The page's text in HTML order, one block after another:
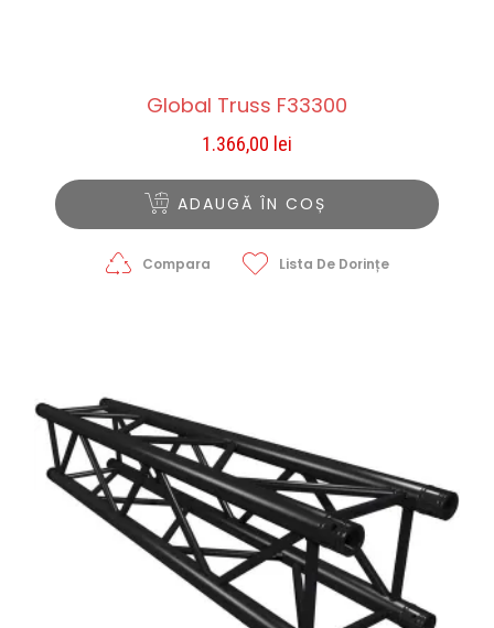
Global Truss F33300
1.366,00 lei
ADAUGĂ ÎN COȘ
Compara Lista De Dorințe